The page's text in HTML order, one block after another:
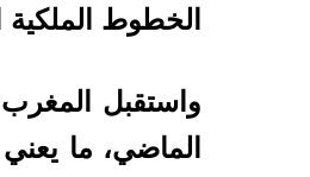
الخطوط الملكية
واستقبل